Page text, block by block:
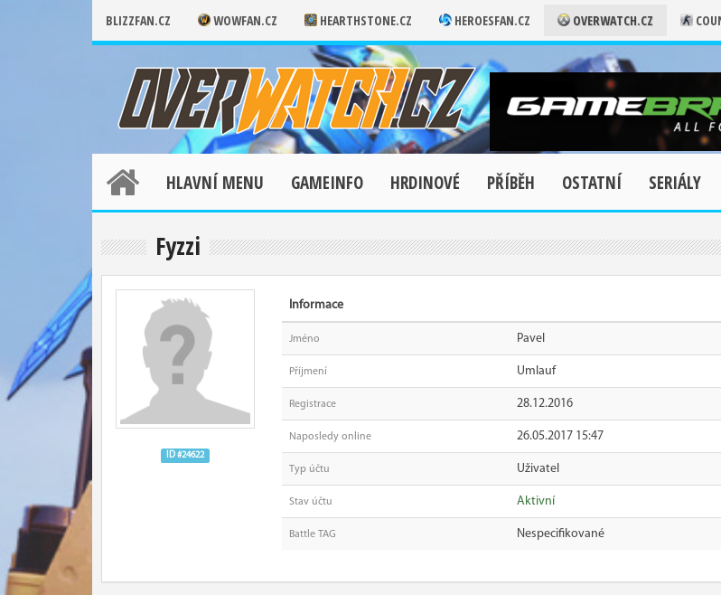
BLIZZFAN.CZ WOWFAN.CZ HEARTHSTONE.CZ HEROESFAN.CZ OVERWATCH.CZ
HLAVNÍ MENU GAMEINFO HRDINOVÉ PŘÍBĚH OSTATNÍ SERIÁLY
Fyzzi
ID #24622
Informace
Jméno Pavel
Příjmení Umlauf
Registrace 28.12.2016
Naposledy online 26.05.2017 15:47
Typ účtu Uživatel
Stav účtu Aktivní
Battle TAG Nespecifikované